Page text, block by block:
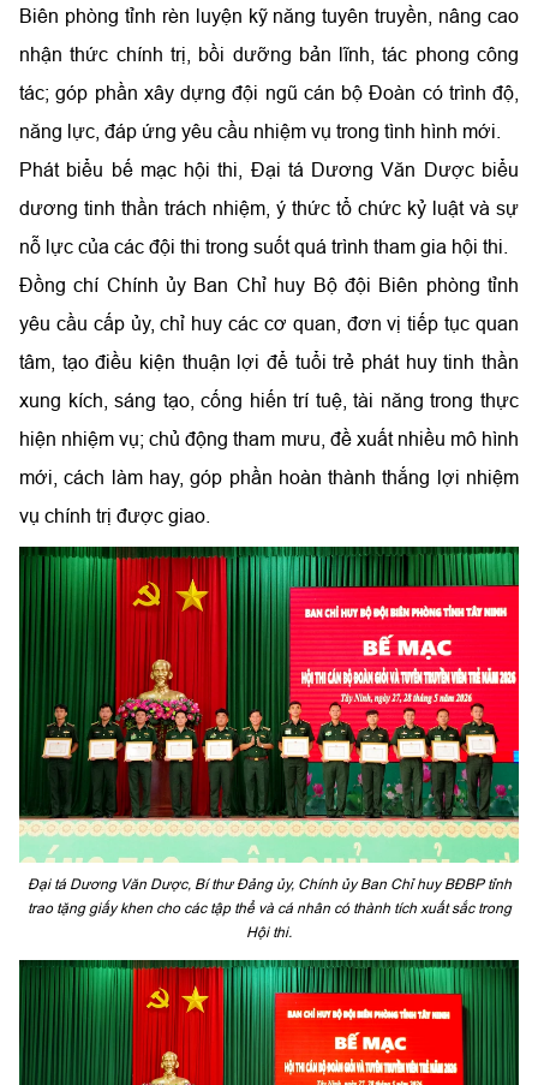
Biên phòng tỉnh rèn luyện kỹ năng tuyên truyền, nâng cao
nhận thức chính trị, bồi dưỡng bản lĩnh, tác phong công
tác; góp phần xây dựng đội ngũ cán bộ Đoàn có trình độ,
năng lực, đáp ứng yêu cầu nhiệm vụ trong tình hình mới.
Phát biểu bế mạc hội thi, Đại tá Dương Văn Dược biểu
dương tinh thần trách nhiệm, ý thức tổ chức kỷ luật và sự
nỗ lực của các đội thi trong suốt quá trình tham gia hội thi.
Đồng chí Chính ủy Ban Chỉ huy Bộ đội Biên phòng tỉnh
yêu cầu cấp ủy, chỉ huy các cơ quan, đơn vị tiếp tục quan
tâm, tạo điều kiện thuận lợi để tuổi trẻ phát huy tinh thần
xung kích, sáng tạo, cống hiến trí tuệ, tài năng trong thực
hiện nhiệm vụ; chủ động tham mưu, đề xuất nhiều mô hình
mới, cách làm hay, góp phần hoàn thành thắng lợi nhiệm
vụ chính trị được giao.
Đại tá Dương Văn Dược, Bí thư Đảng ủy, Chính ủy Ban Chỉ huy BĐBP tỉnh
trao tặng giấy khen cho các tập thể và cá nhân có thành tích xuất sắc trong
Hội thi.